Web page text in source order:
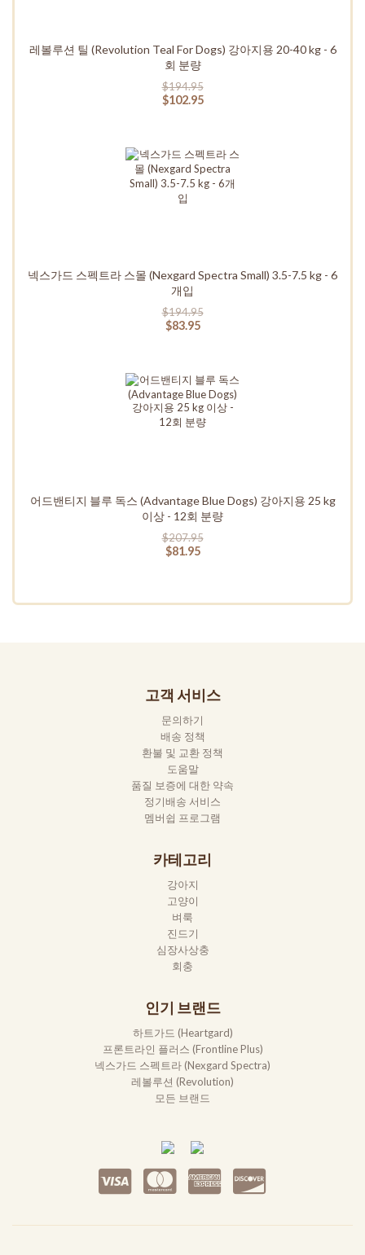
레볼루션 틸 (Revolution Teal For Dogs) 강아지용 20-40 kg - 6
회 분량
$194.95
$102.95
넥스가드 스펙트라 스몰 (Nexgard Spectra Small) 3.5-7.5 kg - 6
개입
$194.95
$83.95
어드밴티지 블루 독스 (Advantage Blue Dogs) 강아지용 25 kg
이상 - 12회 분량
$207.95
$81.95
고객 서비스
문의하기
배송 정책
환불 및 교환 정책
도움말
품질 보증에 대한 약속
정기배송 서비스
멤버쉽 프로그램
카테고리
강아지
고양이
벼룩
진드기
심장사상충
회충
인기 브랜드
하트가드 (Heartgard)
프론트라인 플러스 (Frontline Plus)
넥스가드 스펙트라 (Nexgard Spectra)
레볼루션 (Revolution)
모든 브랜드